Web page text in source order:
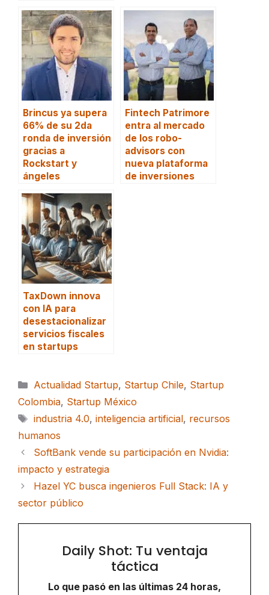
Brincus ya supera
66% de su 2da
ronda de inversión
gracias a
Rockstart y
ángeles
Fintech Patrimore
entra al mercado
de los robo-
advisors con
nueva plataforma
de inversiones
TaxDown innova
con IA para
desestacionalizar
servicios fiscales
en startups
Categorías
Actualidad Startup, Startup Chile, Startup
Colombia, Startup México
Etiquetas
industria 4.0, inteligencia artificial, recursos
humanos
SoftBank vende su participación en Nvidia:
impacto y estrategia
Hazel YC busca ingenieros Full Stack: IA y
sector público
Daily Shot: Tu ventaja
táctica
Lo que pasó en las últimas 24 horas,